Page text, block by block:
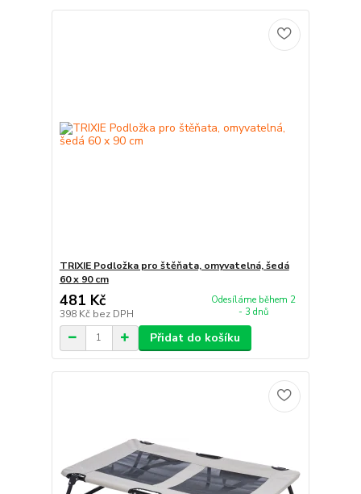
TRIXIE Podložka pro štěňata, omyvatelná, šedá
60 x 90 cm
481 Kč
398 Kč bez DPH
Odesíláme během 2
- 3 dnů
Přidat do košíku